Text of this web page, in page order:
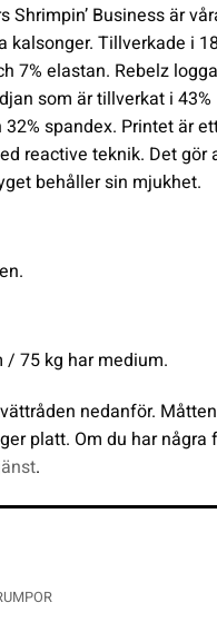
Shrimpin’ Business är
kalsonger. Tillverkade i
7% elastan. Rebelz
som är tillverkat i 43%
spandex. Printet är
reactive teknik. Det gör
behåller sin mjukhet.
/ 75 kg har medium.
nedanför.
platt. Om du har några
.